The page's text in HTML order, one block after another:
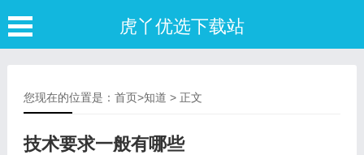
虎丫优选下载站
您现在的位置是： 首页>知道 > 正文
技术要求一般有哪些